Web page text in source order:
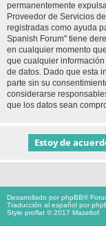
permanentemente
Proveedor de Servicios
registradas como ayuda
Spanish Forum" tiene
en cualquier momento
que cualquier
de datos. Dado que esta
parte sin su
considerarse
que los datos sean
Desarrollado porphpBB®
Traducción al español por
Style proflat © 2017 Mazeltof